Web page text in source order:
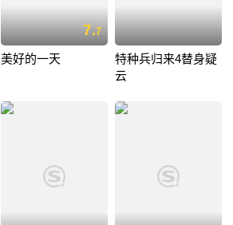
7.7
美好的一天
特种兵归来4替身疑
云